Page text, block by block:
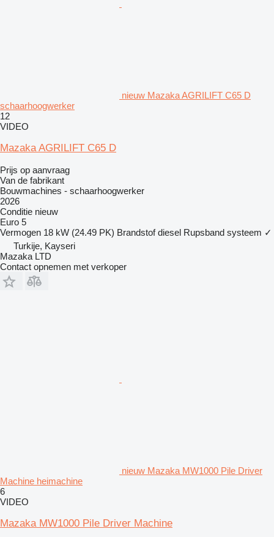
nieuw Mazaka AGRILIFT C65 D
schaarhoogwerker
12
VIDEO
Mazaka AGRILIFT C65 D
Prijs op aanvraag
Van de fabrikant
Bouwmachines - schaarhoogwerker
2026
Conditie nieuw
Euro 5
Vermogen 18 kW (24.49 PK) Brandstof diesel Rupsband systeem ✓
Turkije, Kayseri
Mazaka LTD
Contact opnemen met verkoper
nieuw Mazaka MW1000 Pile Driver
Machine heimachine
6
VIDEO
Mazaka MW1000 Pile Driver Machine